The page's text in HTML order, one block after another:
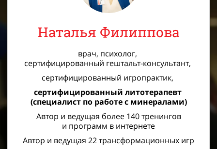
Наталья Филиппова
врач, психолог,
сертифицированный гештальт-консультант,
сертифицированный игропрактик,
сертифицированный литотерапевт
(специалист по работе с минералами)
Автор и ведущая более 140 тренингов
и программ в интернете
Автор и ведущая 22 трансформационных игр